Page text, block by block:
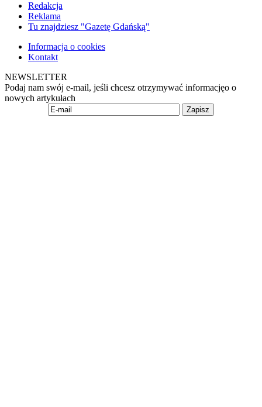
Redakcja
Reklama
Tu znajdziesz "Gazetę Gdańską"
Informacja o cookies
Kontakt
NEWSLETTER
Podaj nam swój e-mail, jeśli chcesz otrzymywać informacjęo o
nowych artykułach
Zapisz